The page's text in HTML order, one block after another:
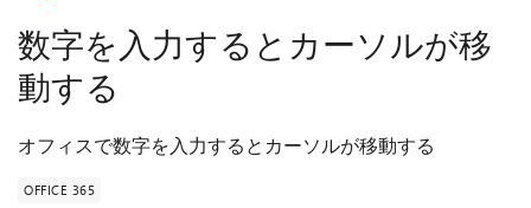
数字を入力するとカーソルが移
動する
オフィスで数字を入力するとカーソルが移動する
OFFICE 365